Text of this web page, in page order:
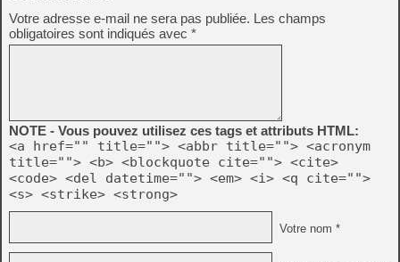
Votre adresse e-mail ne sera pas publiée. Les champs
obligatoires sont indiqués avec *
NOTE - Vous pouvez utilisez ces tags et attributs HTML:
<a href="" title=""> <abbr title=""> <acronym
title=""> <b> <blockquote cite=""> <cite>
<code> <del datetime=""> <em> <i> <q cite="">
<s> <strike> <strong>
Votre nom *